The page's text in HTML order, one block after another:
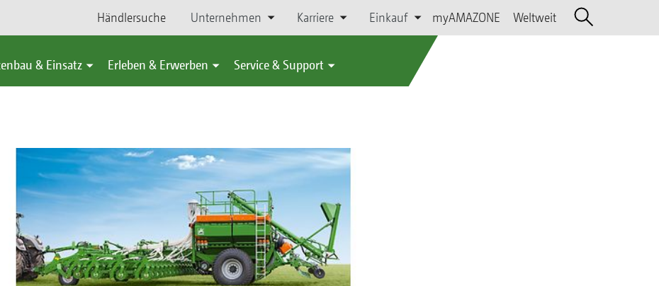
Händlersuche Unternehmen Karriere Einkauf myAMAZONE Weltweit
& Einsatz Erleben & Erwerben Service & Support